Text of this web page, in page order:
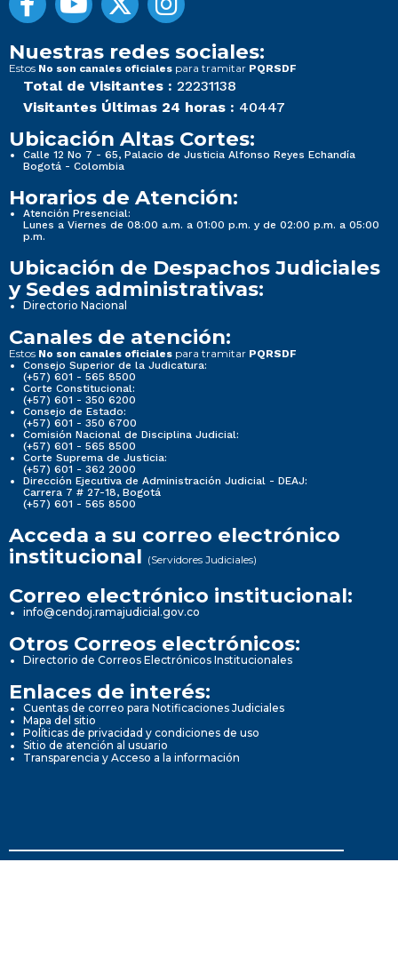
Nuestras redes sociales:
Estos No son canales oficiales para tramitar PQRSDF
Total de Visitantes : 22231138
Visitantes Últimas 24 horas : 40447
Ubicación Altas Cortes:
Calle 12 No 7 - 65, Palacio de Justicia Alfonso Reyes Echandía
Bogotá - Colombia
Horarios de Atención:
Atención Presencial:
Lunes a Viernes de 08:00 a.m. a 01:00 p.m. y de 02:00 p.m. a 05:00
p.m.
Ubicación de Despachos Judiciales
y Sedes administrativas:
Directorio Nacional
Canales de atención:
Estos No son canales oficiales para tramitar PQRSDF
Consejo Superior de la Judicatura:
(+57) 601 - 565 8500
Corte Constitucional:
(+57) 601 - 350 6200
Consejo de Estado:
(+57) 601 - 350 6700
Comisión Nacional de Disciplina Judicial:
(+57) 601 - 565 8500
Corte Suprema de Justicia:
(+57) 601 - 362 2000
Dirección Ejecutiva de Administración Judicial - DEAJ:
Carrera 7 # 27-18, Bogotá
(+57) 601 - 565 8500
Acceda a su correo electrónico
institucional (Servidores Judiciales)
Correo electrónico institucional:
info@cendoj.ramajudicial.gov.co
Otros Correos electrónicos:
Directorio de Correos Electrónicos Institucionales
Enlaces de interés:
Cuentas de correo para Notificaciones Judiciales
Mapa del sitio
Políticas de privacidad y condiciones de uso
Sitio de atención al usuario
Transparencia y Acceso a la información